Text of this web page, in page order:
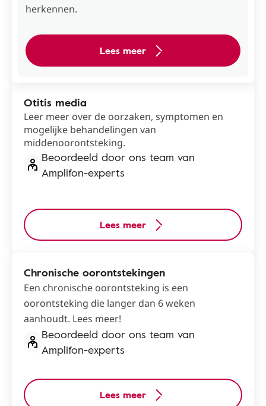
herkennen.
Lees meer
Otitis media
Leer meer over de oorzaken, symptomen en
mogelijke behandelingen van
middenoorontsteking.
Beoordeeld door ons team van
Amplifon-experts
Lees meer
Chronische oorontstekingen
Een chronische oorontsteking is een
oorontsteking die langer dan 6 weken
aanhoudt. Lees meer!
Beoordeeld door ons team van
Amplifon-experts
Lees meer